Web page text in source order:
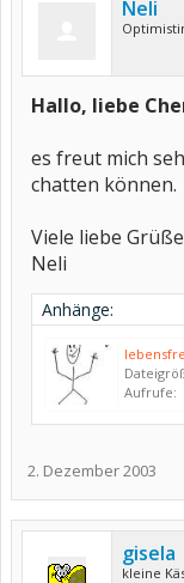
Neli
Hallo, liebe
es freut mich
chatten können.
Viele liebe Grüße
Neli
Anhänge:
Aufrufe:
2. Dezember 2003
gisela
kleine